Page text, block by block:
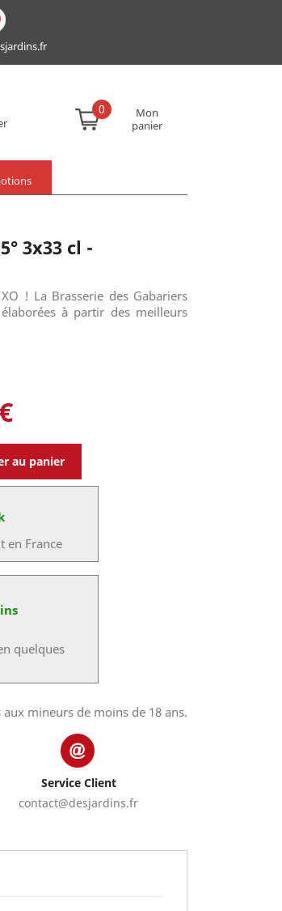
0
Mon
panier
3x33 cl -
! La Brasserie des Gabariers
à partir des meilleurs
au panier
en France
quelques
mineurs de moins de 18 ans.
Service Client
contact@desjardins.fr